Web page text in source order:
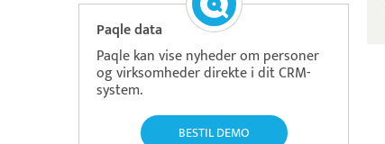
Paqle data
Paqle kan vise nyheder om personer
og virksomheder direkte i dit CRM-
system.
BESTIL DEMO